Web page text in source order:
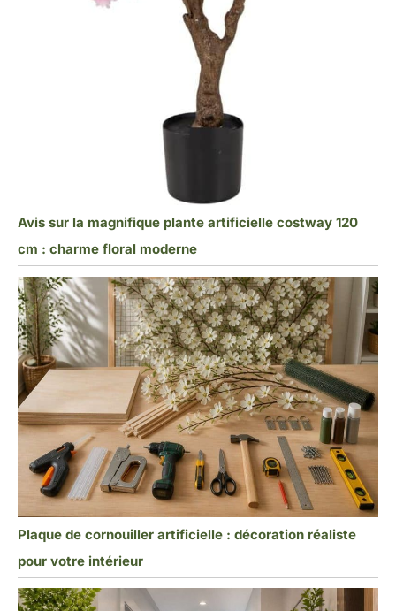
Avis sur la magnifique plante artificielle costway 120
cm : charme floral moderne
Plaque de cornouiller artificielle : décoration réaliste
pour votre intérieur